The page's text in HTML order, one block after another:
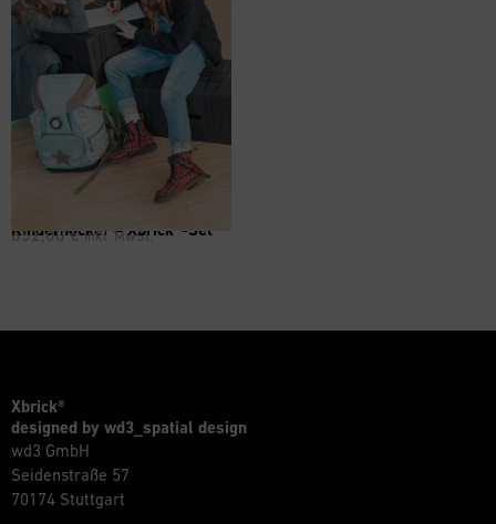
Kinderhocker – Xbrick®-Set
652,00€ inkl. MwSt.
Xbrick®
designed by wd3_spatial design
wd3 GmbH
Seidenstraße 57
70174 Stuttgart